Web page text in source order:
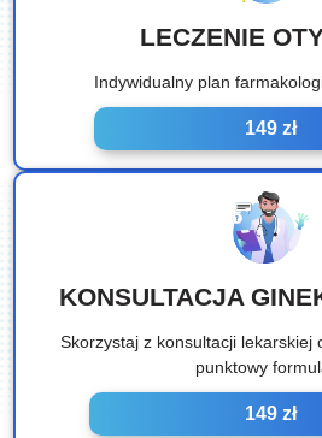
LECZENIE
Indywidualny plan
149 zł
KONSULTACJA
Skorzystaj z konsultacji lekarskiej
punktowy
149 zł